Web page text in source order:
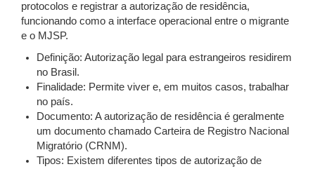
protocolos e registrar a autorização de residência,
funcionando como a interface operacional entre o migrante
e o MJSP.
Definição: Autorização legal para estrangeiros residirem
no Brasil.
Finalidade: Permite viver e, em muitos casos, trabalhar
no país.
Documento: A autorização de residência é geralmente
um documento chamado Carteira de Registro Nacional
Migratório (CRNM).
Tipos: Existem diferentes tipos de autorização de